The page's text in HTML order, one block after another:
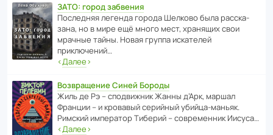
ЗАТО: город забвения
После­дняя легенда города Шелково была расска­
зана, но в мире ещё много мест, хранящих свои
мрачные тайны. Новая группа иска­телей
приключений…
‹Далее›
Возвращение Синей Бороды
Жиль де Рэ – спод­ви­жник Жанны д’Арк, маршал
Франции – и кровавый серийный убийца-маньяк.
Римский импе­ратор Тиберий – совре­менник Иисуса…
‹Далее›